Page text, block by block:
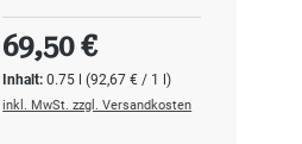
Inhalt:0.75 l(92,67 € / 1 l)
Regulärer Preis:
69,50 €
inkl. MwSt. zzgl. Versandkosten